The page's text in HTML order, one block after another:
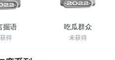
掘语
得
吃瓜群众
未获得